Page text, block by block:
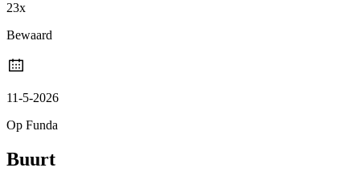
23x
Bewaard
11-5-2026
Op Funda
Buurt